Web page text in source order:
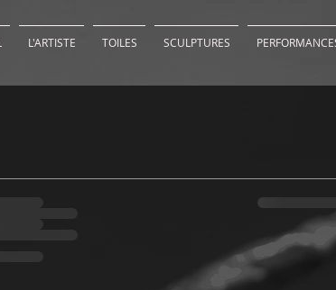
L'ARTISTE TOILES SCULPTURES